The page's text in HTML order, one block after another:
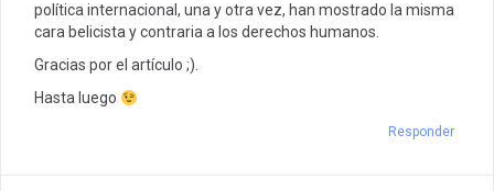
política internacional, una y otra vez, han mostrado la misma
cara belicista y contraria a los derechos humanos.
Gracias por el artículo ;).
Hasta luego
Responder